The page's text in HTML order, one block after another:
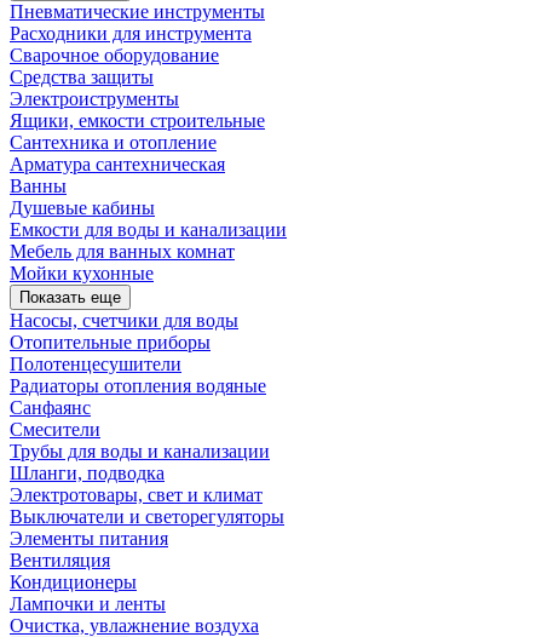
Пневматические инструменты
Расходники для инструмента
Сварочное оборудование
Средства защиты
Электроиструменты
Ящики, емкости строительные
Сантехника и отопление
Арматура сантехническая
Ванны
Душевые кабины
Емкости для воды и канализации
Мебель для ванных комнат
Мойки кухонные
Показать еще
Насосы, счетчики для воды
Отопительные приборы
Полотенцесушители
Радиаторы отопления водяные
Санфаянс
Смесители
Трубы для воды и канализации
Шланги, подводка
Электротовары, свет и климат
Выключатели и светорегуляторы
Элементы питания
Вентиляция
Кондиционеры
Лампочки и ленты
Очистка, увлажнение воздуха